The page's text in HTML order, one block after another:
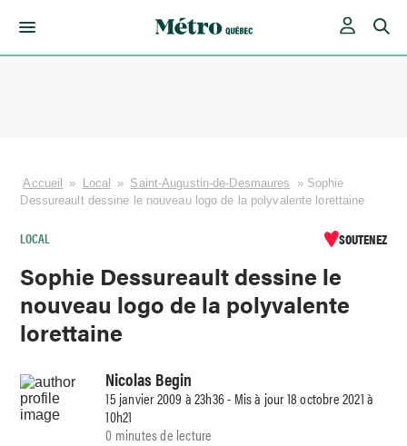
Accueil » Local » Saint-Augustin-de-Desmaures » Sophie
Dessureault dessine le nouveau logo de la polyvalente lorettaine
LOCAL SOUTENEZ
Sophie Dessureault dessine le
nouveau logo de la polyvalente
lorettaine
Nicolas Begin
15 janvier 2009 à 23h36 - Mis à jour 18 octobre 2021 à
10h21
0 minutes de lecture